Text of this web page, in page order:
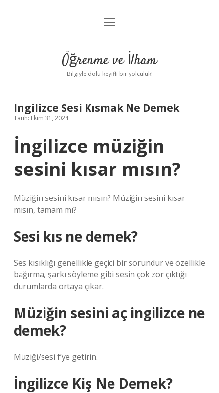
Anasayfa
Yasal Uyarı
menüyü
Öğrenme ve İlham
Bilgiyle dolu keyifli bir yolculuk!
Ingilizce Sesi Kısmak Ne Demek
Tarih: Ekim 31, 2024
İngilizce müziğin
sesini kısar mısın?
Müziğin sesini kısar mısın? Müziğin sesini kısar
mısın, tamam mı?
Sesi kıs ne demek?
Ses kısıklığı genellikle geçici bir sorundur ve özellikle
bağırma, şarkı söyleme gibi sesin çok zor çıktığı
durumlarda ortaya çıkar.
Müziğin sesini aç ingilizce ne
demek?
Müziği/sesi f’ye getirin.
İngilizce Kiş Ne Demek?